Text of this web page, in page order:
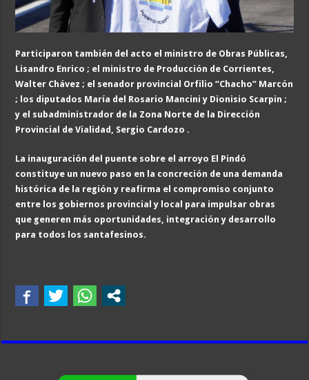
Participaron también del acto el ministro de Obras Públicas,
Lisandro Enrico ; el ministro de Producción de Corrientes,
Walter Chávez ; el senador provincial Orfilio “Chacho” Marcón
; los diputados María del Rosario Mancini y Dionisio Scarpin ;
y el subadministrador de la Zona Norte de la Dirección
Provincial de Vialidad, Sergio Cardozo .
La inauguración del puente sobre el arroyo El Pindó
constituye un nuevo paso en la concreción de una demanda
histórica de la región y reafirma el compromiso conjunto
entre los gobiernos provincial y local para impulsar obras
que generen más oportunidades, integración y desarrollo
para todos los santafesinos.